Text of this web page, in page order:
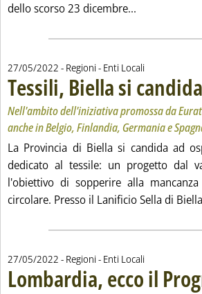
dello scorso 23 dicembre...
27/05/2022 - Regioni - Enti Locali
Tessili, Biella si
Nell'ambito dell'iniziativa promossa da
anche in Belgio, Finlandia, Germania e
La Provincia di Biella si candida ad
dedicato al tessile: un progetto dal
l'obiettivo di sopperire alla
circolare. Presso il Lanificio Sella di
27/05/2022 - Regioni - Enti Locali
Lombardia, ecco il